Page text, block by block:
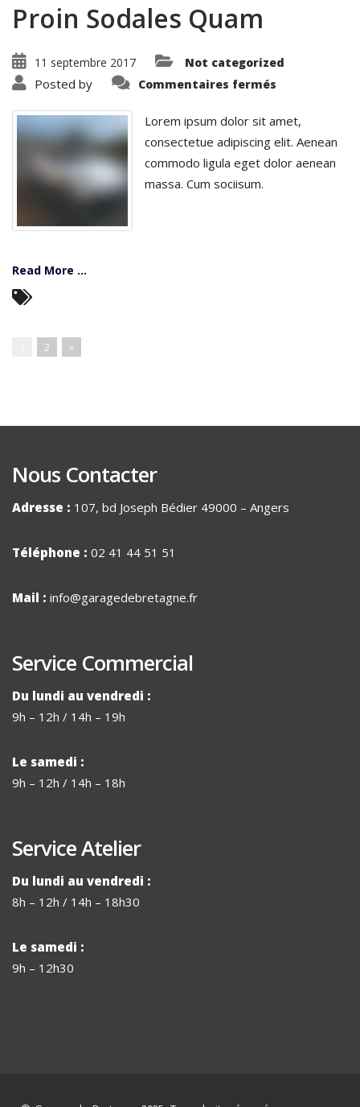
Proin Sodales Quam
11 septembre 2017 Not categorized
Posted by Commentaires fermés
Lorem ipsum dolor sit amet,
consectetue adipiscing elit. Aenean
commodo ligula eget dolor aenean
massa. Cum sociisum.
Read More ...
2 »
Nous Contacter
Adresse : 107, bd Joseph Bédier 49000 – Angers
Téléphone : 02 41 44 51 51
Mail : info@garagedebretagne.fr
Service Commercial
Du lundi au vendredi :
9h – 12h / 14h – 19h
Le samedi :
9h – 12h / 14h – 18h
Service Atelier
Du lundi au vendredi :
8h – 12h / 14h – 18h30
Le samedi :
9h – 12h30